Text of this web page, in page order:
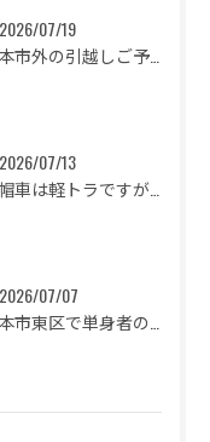
2026/07/19
2026/07/13
2026/07/07